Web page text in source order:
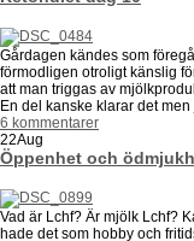
Gårdagen kändes som
förmodligen otroligt känslig
att man triggas av
En del kanske klarar det
6 kommentarer
22Aug
Öppenhet och
Vad är Lchf? Är mjölk Lchf?
hade det som hobby och